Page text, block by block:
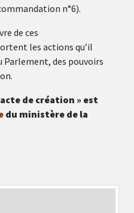
n°6).
de ces
les actions qu’il
Parlement, des pouvoirs
de création » est
du ministère de la